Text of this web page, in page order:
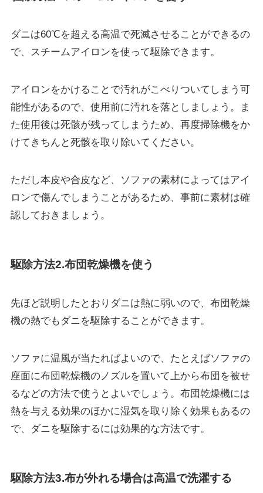
ダニは60℃を超える高温で死滅させることができるの
で、スチームアイロンを使って駆除できます。
アイロンをかけることで汚れがこべりついてしまう可
能性があるので、使用前に汚れを落としましょう。
ま
た使用後は死骸が残ってしまうため、再度掃除機をか
けてきちんと死骸を取り除いてください。
ただし本皮や合皮など、ソファの素材によってはアイ
ロンで傷んでしまうことがあるため、事前に素材は確
認しておきましょう。
駆除方法2.布団乾燥機を使う
先ほど説明したとおりダニは熱に弱いので、布団乾燥
機の熱でもダニを駆除することができます。
ソファに温風が当たればよいので、たとえばソファの
座面に布団乾燥機のノズルを置いて上から布団を被せ
るなどの方法で使うとよいでしょう。 布団乾燥機には
熱を与える効果のほかに湿気を取り除く効果もあるの
で、ダニを駆除するには効果的な方法です。
駆除方法3.布が外れる場合は高温で洗濯する